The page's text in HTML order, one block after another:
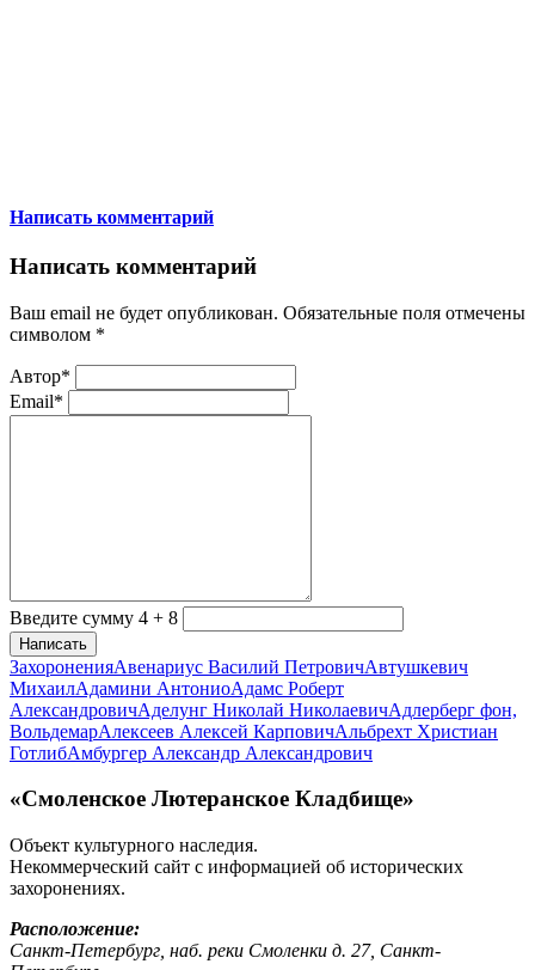
Написать комментарий
Написать комментарий
Ваш email не будет опубликован. Обязательные поля отмечены
символом *
Автор*
Email*
Введите сумму 4 + 8
Написать
ЗахороненияАвенариус Василий ПетровичАвтушкевич
МихаилАдамини АнтониоАдамс Роберт
АлександровичАделунг Николай НиколаевичАдлерберг фон,
ВольдемарАлексеев Алексей КарповичАльбрехт Христиан
ГотлибАмбургер Александр Александрович
«Смоленское Лютеранское Кладбище»
Объект культурного наследия.
Некоммерческий сайт с информацией об исторических
захоронениях.
Расположение:
Санкт-Петербург, наб. реки Смоленки д. 27, Санкт-